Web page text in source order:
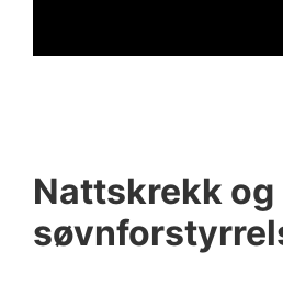
Nattskrekk og